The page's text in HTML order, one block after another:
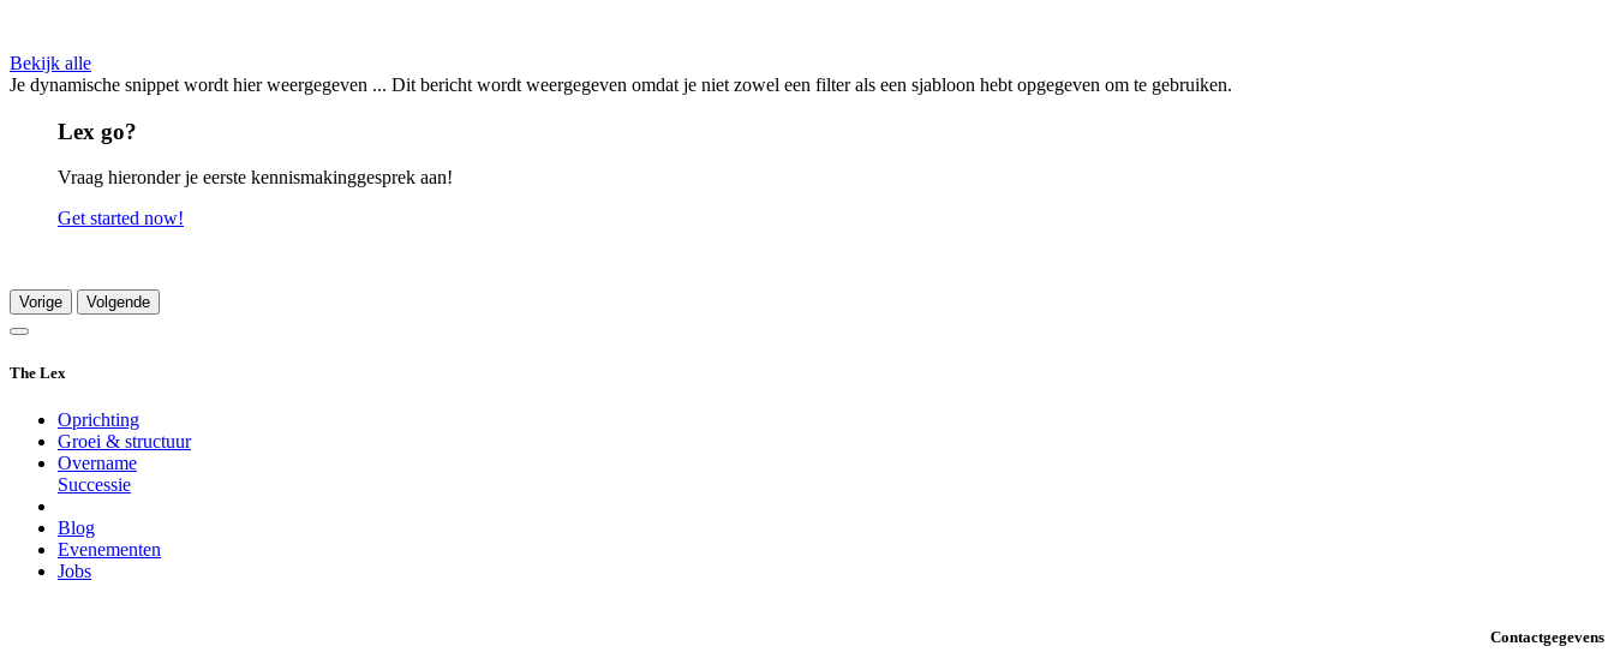
Bekijk alle
Je dynamische snippet wordt hier weergegeven ... Dit bericht wordt weergegeven omdat je niet zowel een filter als een sjabloon hebt opgegeven om te gebruiken.
Lex go?
Vraag hieronder je eerste kennismakinggesprek aan!
Get started now!
Vorige Volgende
The Lex
Oprichting
Groei & structuur
Overname
Successie
Blog
Evenementen
Jobs
Contactgegevens